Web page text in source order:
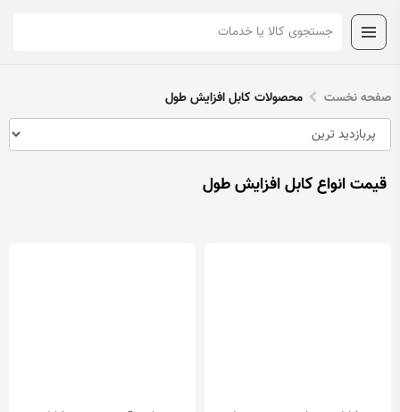
صفحه نخست محصولات کابل افزایش طول
قیمت انواع کابل افزایش طول